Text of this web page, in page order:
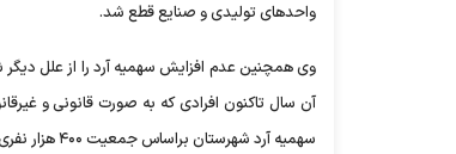
واحدهای تولیدی و صنایع قطع شد.
سهمیه آرد شهرستان براساس جمعیت ۴۰۰ هزار نفری در سال ۱۳۹۵ است.